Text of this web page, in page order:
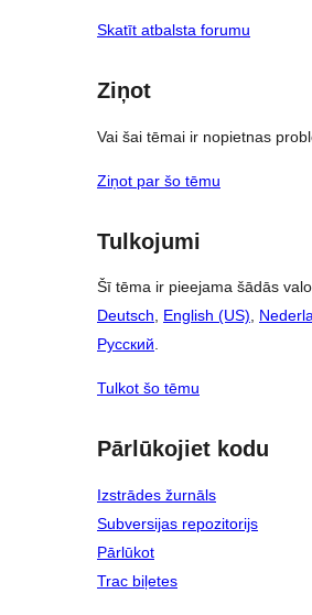
Skatīt atbalsta forumu
Ziņot
Vai šai tēmai ir nopietnas
Ziņot par šo tēmu
Tulkojumi
Šī tēma ir pieejama šādās
Deutsch, English (US),
Русский.
Tulkot šo tēmu
Pārlūkojiet kodu
Izstrādes žurnāls
Subversijas repozitorijs
Pārlūkot
Trac biļetes